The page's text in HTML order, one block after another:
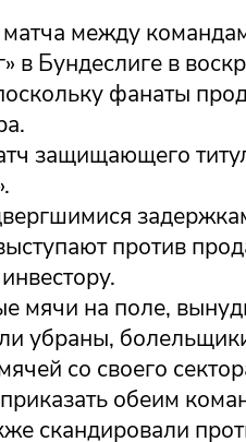
между
в Бундеслиге в
фанаты
защищающего
против
мячи на поле,
убраны,
со своего
обеим
скандировали